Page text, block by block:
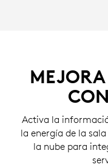
MEJORA
Activa la
la energía de la
la nube para